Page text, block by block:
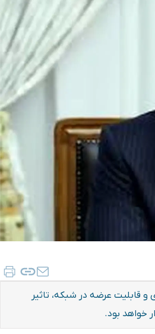
قابلیت عرضه در شبکه، تاثیر
خواهد بود.